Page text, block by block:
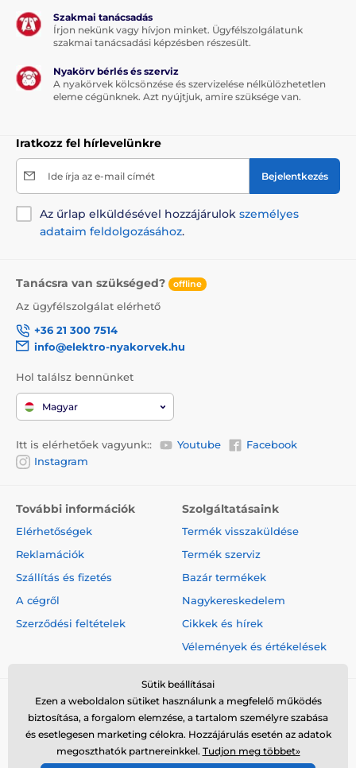
A kutyaház méretei:
kutyafajták:a kutya magassága 30 cm-ig
Yorkshire terrier, Csivava
M méretű kutyaház(51 x 45 cm), kisebb és közepes
Bichon, Basset, Brazil terrier, Beagle
L méretű kutyaház
staffordshire terrier, Ausztrál kelpie, Ausztrál
juhászkutya, Bullterrier, Csau csau
A termék előnyei:
fekhely és házikó az egyben
véd a széltől
A termék hátrányai:
nincs
Szakmai tanácsadás
Írjon nekünk vagy hívjon minket. Ügyfélszolgálatunk
szakmai tanácsadási képzésben részesült.
Nyakörv bérlés és szerviz
A nyakörvek kölcsönzése és szervizelése nélkülözhetetlen
eleme cégünknek. Azt nyújtjuk, amire szüksége van.
Iratkozz fel hírlevelünkre
Ide írja az e-mail címét Bejelentkezés
Az űrlap elküldésével hozzájárulok személyes
adataim feldolgozásához.
Tanácsra van szükséged? offline
Az ügyfélszolgálat elérhető
+36 21 300 7514
info@elektro-nyakorvek.hu
Hol találsz bennünket
Magyar
Itt is elérhetőek vagyunk:: Youtube
Facebook
Instagram
További információk
Elérhetőségek
Reklamációk
Szállítás és fizetés
A cégről
Szerződési feltételek
Szolgáltatásaink
Termék visszaküldése
Termék szerviz
Bazár termékek
Nagykereskedelem
Cikkek és hírek
Vélemények és értékelések
© 2026 www.elektro-nyakorvek.hu ⦁ Webshop szolgáltatónk a
Sütik beállításai
Ezen a weboldalon sütiket használunk a megfelelő működés
biztosítása, a forgalom elemzése, a tartalom személyre szabása
és esetlegesen marketing célokra. Hozzájárulás esetén az adatok
megoszthatók partnereinkkel. Tudjon meg többet»